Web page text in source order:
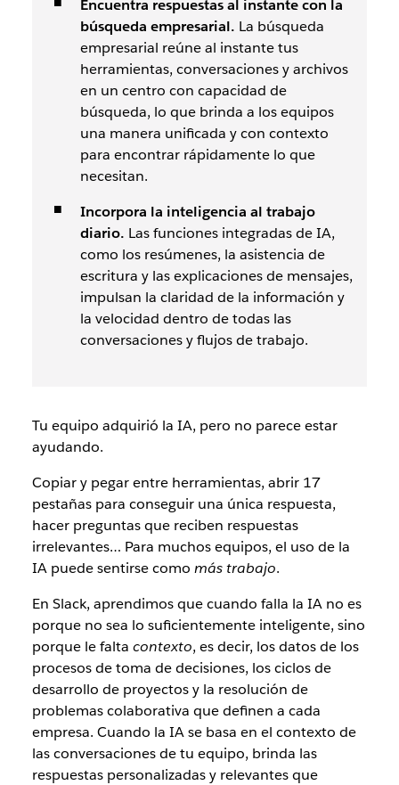
Encuentra respuestas al instante con la
búsqueda empresarial. La búsqueda
empresarial reúne al instante tus
herramientas, conversaciones y archivos
en un centro con capacidad de
búsqueda, lo que brinda a los equipos
una manera unificada y con contexto
para encontrar rápidamente lo que
necesitan.
Incorpora la inteligencia al trabajo
diario. Las funciones integradas de IA,
como los resúmenes, la asistencia de
escritura y las explicaciones de mensajes,
impulsan la claridad de la información y
la velocidad dentro de todas las
conversaciones y flujos de trabajo.
Tu equipo adquirió la IA, pero no parece estar
ayudando.
Copiar y pegar entre herramientas, abrir 17
pestañas para conseguir una única respuesta,
hacer preguntas que reciben respuestas
irrelevantes… Para muchos equipos, el uso de la
IA puede sentirse como más trabajo.
En Slack, aprendimos que cuando falla la IA no es
porque no sea lo suficientemente inteligente, sino
porque le falta contexto, es decir, los datos de los
procesos de toma de decisiones, los ciclos de
desarrollo de proyectos y la resolución de
problemas colaborativa que definen a cada
empresa. Cuando la IA se basa en el contexto de
las conversaciones de tu equipo, brinda las
respuestas personalizadas y relevantes que